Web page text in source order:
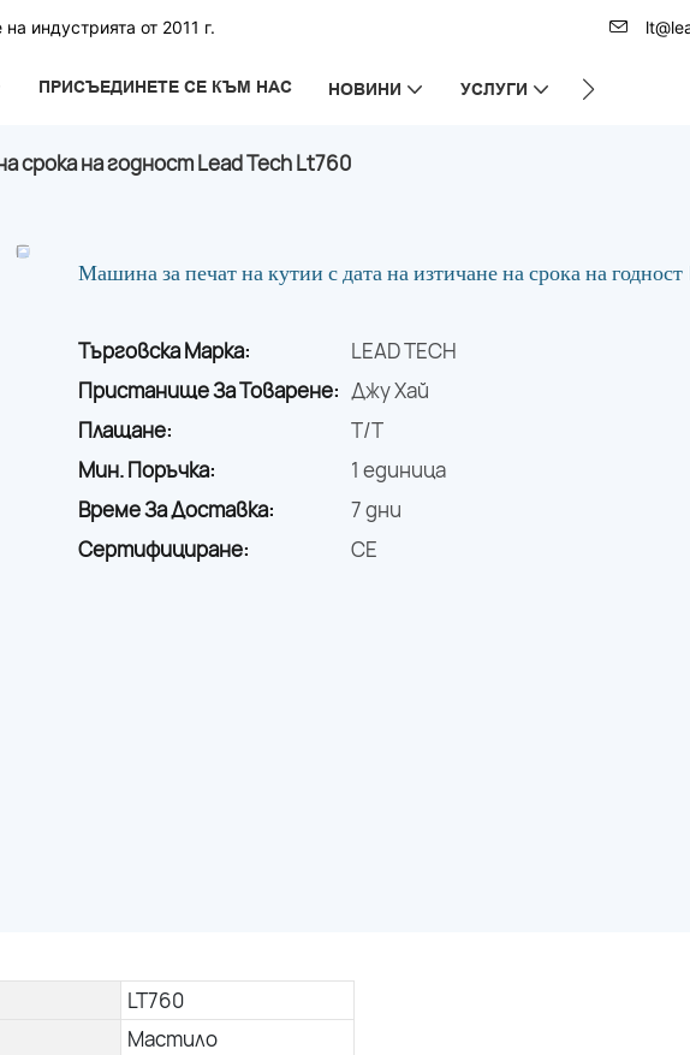
индустрията от 2011 г.
ПРИСЪЕДИНЕТЕ СЕ КЪМ НАС НОВИНИ УСЛУГИ ЗА НАС
срока на годност Lead Tech Lt760
Машина за печат на кутии с дата на изтичане на срока на
Търговска Марка:
LEAD TECH
Пристанище За Товарене: Джу Хай
Плащане:
T/T
Мин. Поръчка:
1 единица
Време За Доставка:
7 дни
Сертифициране:
CE
LT760
Мастило